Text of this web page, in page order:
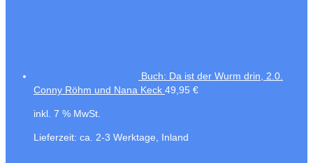
Buch: Da ist der Wurm drin, 2.0.
Conny Röhm und Nana Keck 49,95 €
inkl. 7 % MwSt.
Lieferzeit: ca. 2-3 Werktage, Inland